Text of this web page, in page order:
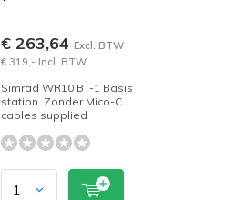
€ 263,64 Excl. BTW
€ 319,- Incl. BTW
Simrad WR10 BT-1 Basis
station. Zonder Mico-C
cables supplied